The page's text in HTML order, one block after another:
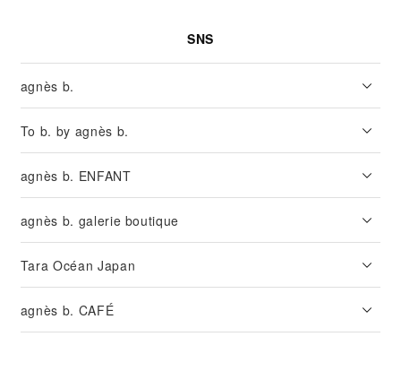
SNS
agnès b.
To b. by agnès b.
agnès b. ENFANT
agnès b. galerie boutique
Tara Océan Japan
agnès b. CAFÉ